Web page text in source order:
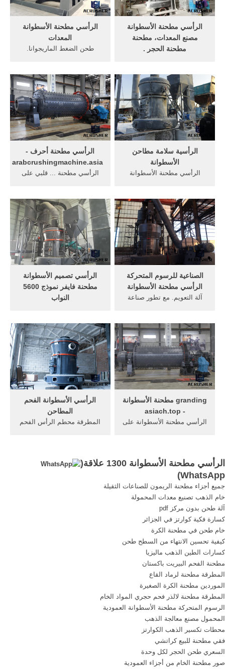
الرأسي مطحنة الأسطوانة
المعدات
طحن الضغط الماريجوانا.
ارتفاع ضغط ...
الرأسي مطحنة الأسطوانة
مصنع المعدات، مطحنة
مطحنة الحجر .
المطلوبة لاصدار رخصة قياد.
حقوق النشر ...
الرأسي مطحنة أحرف -
arabcrushingmachine.asia
الرأسي مطحنة ... قلبي على
الكلنكر احصل.
الرأسية سلامة مطاحن
الأسطوانة
الرأسي مطحنة الأسطوانة
مطاحن وشركات فى .
الرأسي تصميم الأسطوانة
مطحنة فايفر نموذج 5600
النواب
تصميم, الأسطوانة الفحم
مطحنة طحن.
الصناعية للرسوم المتحركة
الرأسي مطحنة الأسطوانة
آلة التعويم. مع تطور صناعة
لآلة التعويم.
الرأسي الأسطوانة الفحم
المطاحن
المطرقة محطم الرأس الفحم
granding مطحنة الأسطوانة
- asiach.top
الرأسي مطحنة الأسطوانة على
مطحنة ...
الرأسي مطحنة الأسطوانة 1300 علاقة(
WhatsApp
)
جميع أجزاء مطحنة الريمون للصناعات الثقيلة
خام الذهب تصنيع معدات المحمولة
آلة طحن بدون مركز pdf
كسارة فكية كوارتز في الجزائر
خام طحن في مطحنة الكرة
كيفية تحسين الانتهاء من السطح طحن
كسارات الطين الذهب ماليزيا
مطحنة الفحم البيريت باكستان
المطرقة مطحنة لرماد القاع
الموردين مطحنة الكرة الصغيرة
المطرقة مطحنة لالذر فحم حجري المواد الخام
الرسوم المتحركة مطحنة الأسطوانة العمودية
المحمول مصنع معالجة الذهب
محطات تكسير الذهب الكوارتز
فقي مطحنة للبيع كراتشي
السعري طحن الحجر لكل وحدة
صور مطحنة الخام من أجزاء العمودية